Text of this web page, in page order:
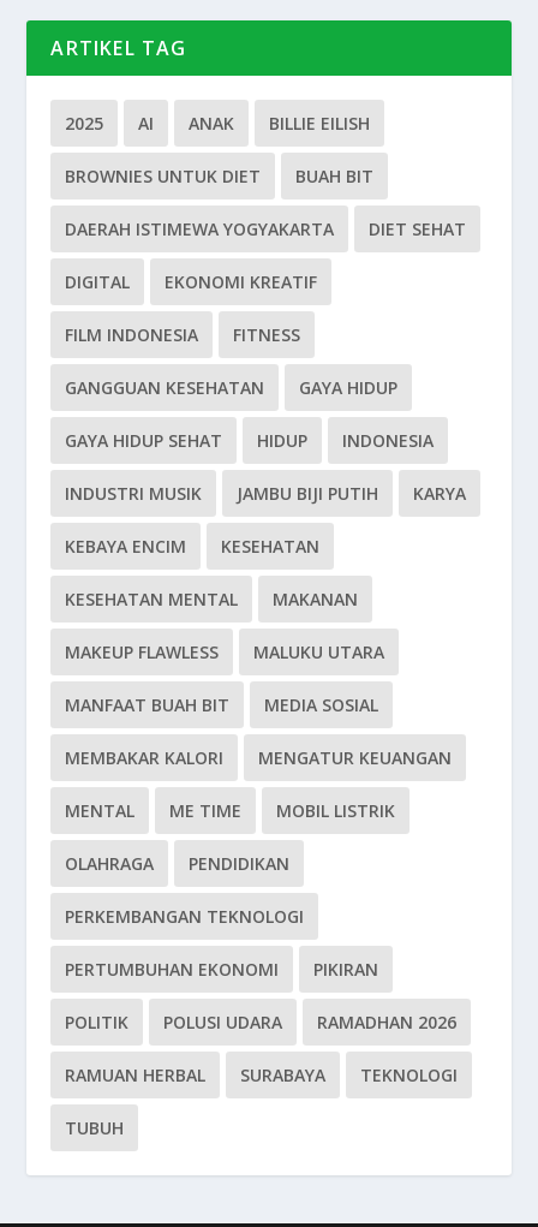
ARTIKEL TAG
2025 AI ANAK BILLIE EILISH
BROWNIES UNTUK DIET BUAH BIT
DAERAH ISTIMEWA YOGYAKARTA DIET SEHAT
DIGITAL EKONOMI KREATIF
FILM INDONESIA FITNESS
GANGGUAN KESEHATAN GAYA HIDUP
GAYA HIDUP SEHAT HIDUP INDONESIA
INDUSTRI MUSIK JAMBU BIJI PUTIH KARYA
KEBAYA ENCIM KESEHATAN
KESEHATAN MENTAL MAKANAN
MAKEUP FLAWLESS MALUKU UTARA
MANFAAT BUAH BIT MEDIA SOSIAL
MEMBAKAR KALORI MENGATUR KEUANGAN
MENTAL ME TIME MOBIL LISTRIK
OLAHRAGA PENDIDIKAN
PERKEMBANGAN TEKNOLOGI
PERTUMBUHAN EKONOMI PIKIRAN
POLITIK POLUSI UDARA RAMADHAN 2026
RAMUAN HERBAL SURABAYA TEKNOLOGI
TUBUH